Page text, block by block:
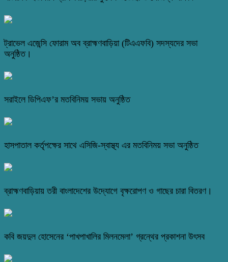
ট্রাভেল এজেন্সি ফোরাম অব ব্রাহ্মণবাড়িয়া (টিএএফবি) সদস্যদের সভা
অনুষ্ঠিত।
সরাইলে ডিপিএফ’র মতবিনিময় সভায় অনুষ্ঠিত
হাসপাতাল কর্তৃপক্ষের সাথে এসিজি-স্বাস্থ্য এর মতবিনিময় সভা অনুষ্ঠিত
ব্রাহ্মণবাড়িয়ায় তরী বাংলাদেশের উদ্যোগে বৃক্ষরোপণ ও গাছের চারা বিতরণ।
কবি জয়দুল হোসেনের ‘পাখপাখালির মিলনমেলা’ গ্রন্থের প্রকাশনা উৎসব